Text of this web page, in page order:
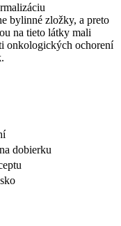
bylinné zložky, a preto
na tieto látky mali
onkologických ochorení
dobierku